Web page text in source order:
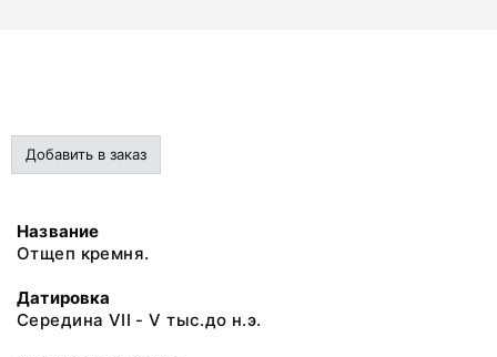
Добавить в заказ
Название
Отщеп кремня.
Датировка
Середина VII - V тыс.до н.э.